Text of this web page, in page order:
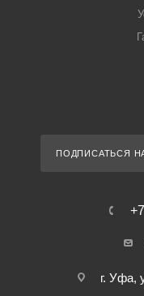
ПОДПИСАТЬСЯ
г. Уфа,